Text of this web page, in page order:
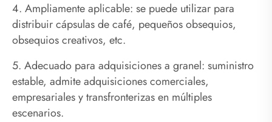
4. Ampliamente aplicable: se puede utilizar para
distribuir cápsulas de café, pequeños obsequios,
obsequios creativos, etc.
5. Adecuado para adquisiciones a granel: suministro
estable, admite adquisiciones comerciales,
empresariales y transfronterizas en múltiples
escenarios.